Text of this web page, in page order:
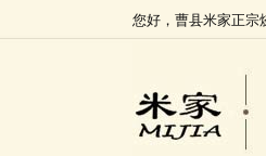
您好，曹县米家正宗